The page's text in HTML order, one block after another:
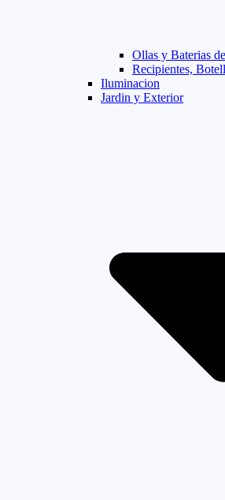
Ollas y Baterias
Recipientes,
Iluminacion
Jardin y Exterior